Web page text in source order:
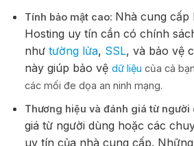
Tính bảo mật cao: Nhà cung cấp
Hosting uy tín cần có chính
như tường lửa, SSL, và bảo vệ
này giúp bảo vệ dữ liệu của cả
các mối đe dọa an ninh mạng.
Thương hiệu và đánh giá từ người
giá từ người dùng hoặc các
uy tín của nhà cung cấp.